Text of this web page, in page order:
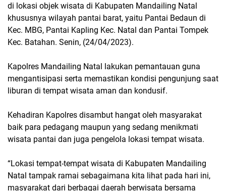
di lokasi objek wisata di Kabupaten Mandailing Natal
khususnya wilayah pantai barat, yaitu Pantai Bedaun di
Kec. MBG, Pantai Kapling Kec. Natal dan Pantai Tompek
Kec. Batahan. Senin, (24/04/2023).
Kapolres Mandailing Natal lakukan pemantauan guna
mengantisipasi serta memastikan kondisi pengunjung saat
liburan di tempat wisata aman dan kondusif.
Kehadiran Kapolres disambut hangat oleh masyarakat
baik para pedagang maupun yang sedang menikmati
wisata pantai dan juga pengelola lokasi tempat wisata.
“Lokasi tempat-tempat wisata di Kabupaten Mandailing
Natal tampak ramai sebagaimana kita lihat pada hari ini,
masyarakat dari berbagai daerah berwisata bersama